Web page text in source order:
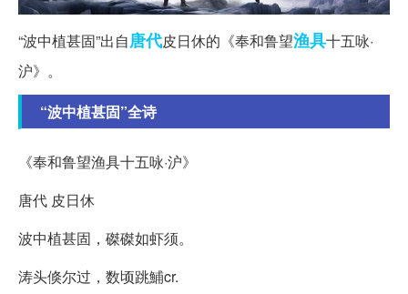
“波中植甚固”出自唐代皮日休的《奉和鲁望渔具十五咏·
沪》。
“波中植甚固”全诗
《奉和鲁望渔具十五咏·沪》
唐代 皮日休
波中植甚固，磔磔如虾须。
涛头倏尔过，数顷跳鯆cr.